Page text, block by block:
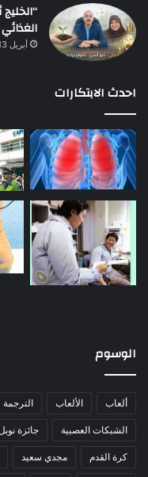
أبريل 13, 2026
احدث الابتكارات
الوسوم
ألعاب الألعاب الترجمة
الشبكات العصبية جائزة
كرة القدم مجدي سعيد